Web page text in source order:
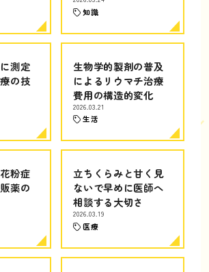
知識
測定
の技
生物学的製剤の普及
によるリウマチ治療
費用の構造的変化
2026.03.21
生活
粉症
薬の
立ちくらみと甘く見
ないで早めに医師へ
相談する大切さ
2026.03.19
医療